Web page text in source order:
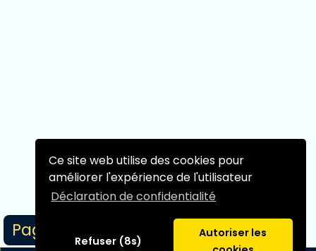
Ce site web utilise des cookies pour
améliorer l'expérience de l'utilisateur
Déclaration de confidentialité
Refuser (8s)
Autoriser les
Page 1/1